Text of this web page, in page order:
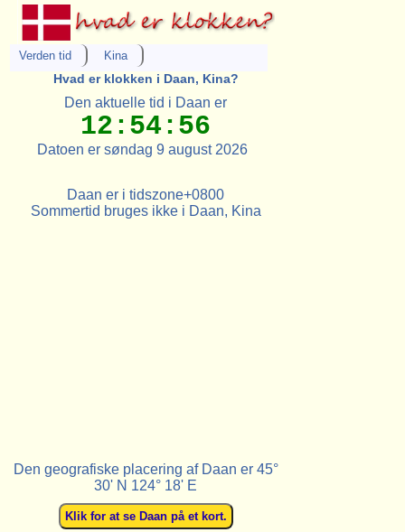
Verden tid Kina
Hvad er klokken i Daan, Kina?
Den aktuelle tid i Daan er
12:54:56
Datoen er søndag 9 august 2026
Daan er i tidszone+0800
Sommertid bruges ikke i Daan, Kina
Den geografiske placering af Daan er 45°
30' N 124° 18' E